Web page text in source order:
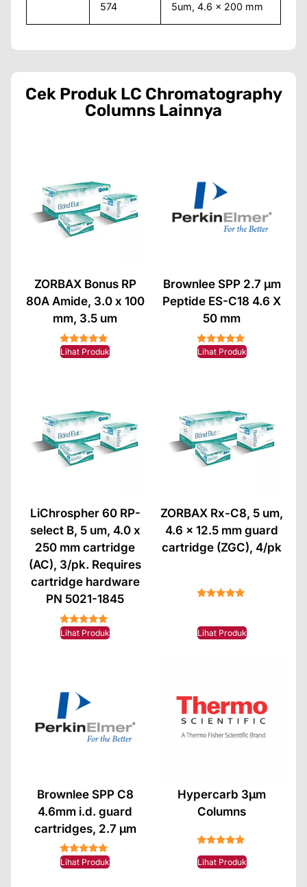
574
5um, 4.6 x 200 mm
Cek Produk LC Chromatography
Columns Lainnya
ZORBAX Bonus RP
80A Amide, 3.0 x 100
mm, 3.5 um
★★★★★
Lihat Produk
Brownlee SPP 2.7 µm
Peptide ES-C18 4.6 X
50 mm
★★★★★
Lihat Produk
LiChrospher 60 RP-
select B, 5 um, 4.0 x
250 mm cartridge
(AC), 3/pk. Requires
cartridge hardware
PN 5021-1845
★★★★★
Lihat Produk
ZORBAX Rx-C8, 5 um,
4.6 x 12.5 mm guard
cartridge (ZGC), 4/pk
Lihat Produk
Brownlee SPP C8
4.6mm i.d. guard
cartridges, 2.7 µm
★★★★★
Lihat Produk
Hypercarb 3µm
Columns
Lihat Produk